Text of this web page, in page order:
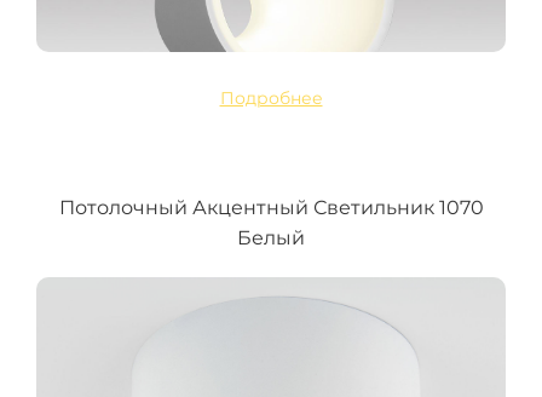
Подробнее
Потолочный Акцентный Светильник 1070
Белый